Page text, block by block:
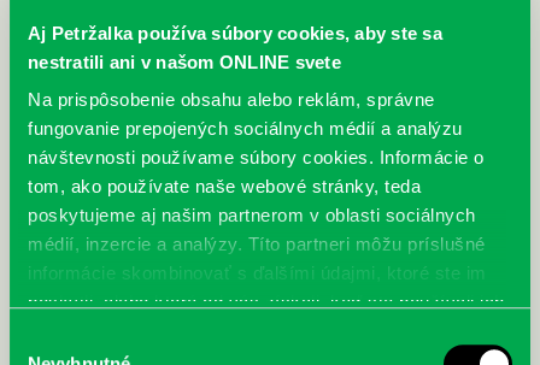
Aj Petržalka používa súbory cookies, aby ste sa
nestratili ani v našom ONLINE svete
Na prispôsobenie obsahu alebo reklám, správne
fungovanie prepojených sociálnych médií a analýzu
návštevnosti používame súbory cookies. Informácie o
tom, ako používate naše webové stránky, teda
poskytujeme aj našim partnerom v oblasti sociálnych
médií, inzercie a analýzy. Títo partneri môžu príslušné
informácie skombinovať s ďalšími údajmi, ktoré ste im
poskytli, alebo ktoré od vás získali, keď ste používali ich
Zverejnené 29.11.2016,
O slovenských zvykoch, tradíciách, pranostikách a sviatkoch bude
deťom hovoriť naša knihovníčka Martina Mihelová. Čo všetko sa zvyklo
diať na Katarínu? Na Ondreja? Na Luciu? S akými krásnymi zvykmi sa
nám spája Štedrý deň ? Ako chodili deti nosiť vianočné oblátky či
koledovať ? Priblížime si aj tradičné vianočné piesne a niektoré rituály,
ktoré ešte stále v našich domácnostiach dodržujeme.